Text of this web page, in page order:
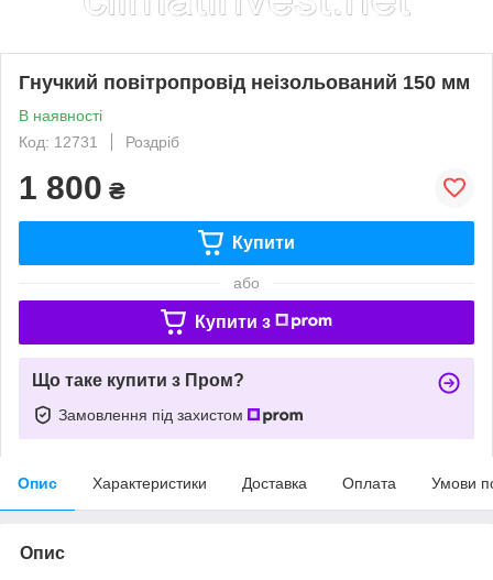
Гнучкий повітропровід неізольований 150 мм
В наявності
Код: 12731
Роздріб
1 800 ₴
Купити
або
Купити з
Що таке купити з Пром?
Замовлення під захистом
Опис Характеристики Доставка Оплата Умови
Опис